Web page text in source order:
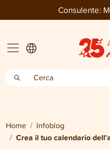
Consulente:
Home Infoblog
Crea il tuo calendario